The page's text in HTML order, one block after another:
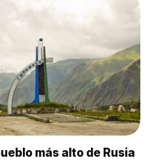
más alto de Rusia